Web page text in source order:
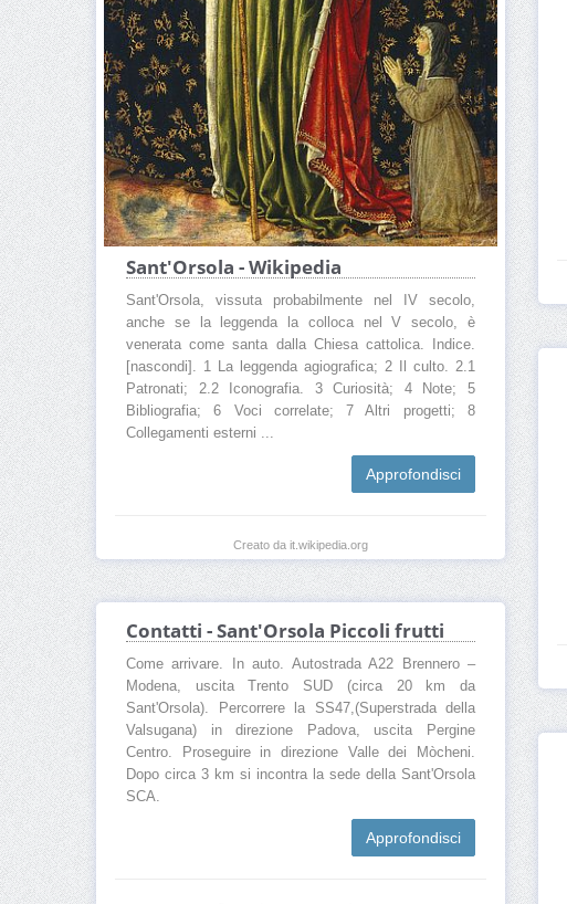
Sant'Orsola - Wikipedia
Sant'Orsola, vissuta probabilmente nel IV secolo,
anche se la leggenda la colloca nel V secolo, è
venerata come santa dalla Chiesa cattolica. Indice.
[nascondi]. 1 La leggenda agiografica; 2 Il culto. 2.1
Patronati; 2.2 Iconografia. 3 Curiosità; 4 Note; 5
Bibliografia; 6 Voci correlate; 7 Altri progetti; 8
Collegamenti esterni ...
Approfondisci
Creato da it.wikipedia.org
Contatti - Sant'Orsola Piccoli frutti
Come arrivare. In auto. Autostrada A22 Brennero –
Modena, uscita Trento SUD (circa 20 km da
Sant'Orsola). Percorrere la SS47,(Superstrada della
Valsugana) in direzione Padova, uscita Pergine
Centro. Proseguire in direzione Valle dei Mòcheni.
Dopo circa 3 km si incontra la sede della Sant'Orsola
SCA.
Approfondisci